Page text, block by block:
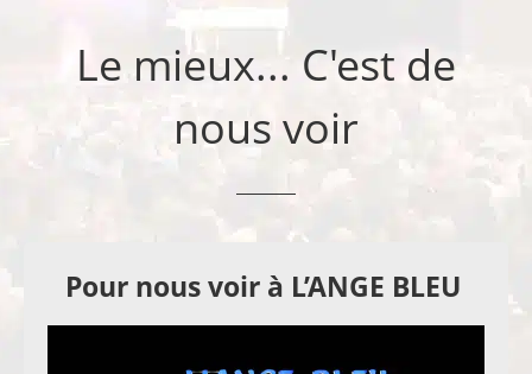
Le mieux... C'est de
nous voir
Pour nous voir à L’ANGE BLEU